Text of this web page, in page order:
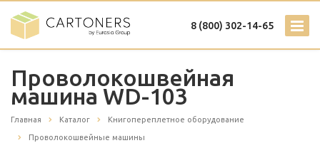
8 (800) 302-14-65
Проволокошвейная
машина WD-103
Главная Каталог Книгопереплетное оборудование
Проволокошвейные машины